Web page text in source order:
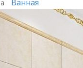
Ванная